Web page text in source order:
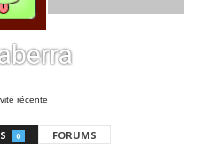
récente
0 FORUMS